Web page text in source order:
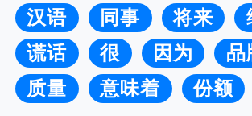
汉语
同事 将来
谎话
很 因为
品
质量
意味着 份额